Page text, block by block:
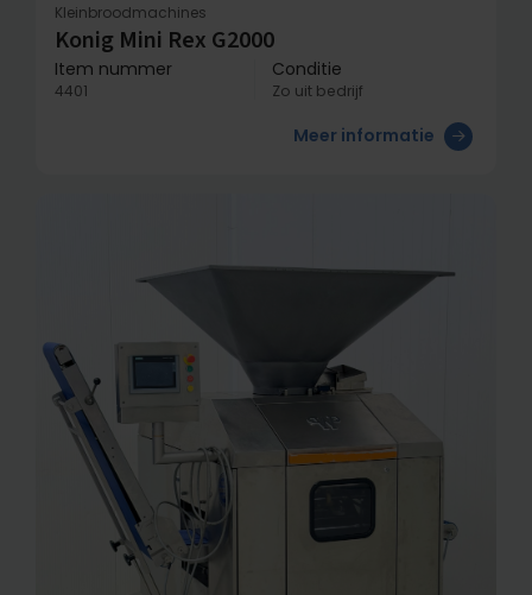
Kleinbroodmachines
Konig Mini Rex G2000
Item nummer
4401
Conditie
Zo uit bedrijf
Meer informatie